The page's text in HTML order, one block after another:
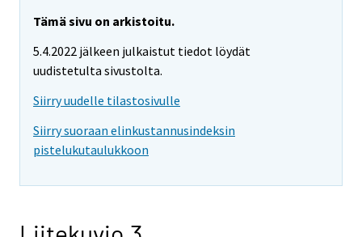
Tämä sivu on arkistoitu.
5.4.2022 jälkeen julkaistut tiedot löydät
uudistetulta sivustolta.
Siirry uudelle tilastosivulle
Siirry suoraan elinkustannusindeksin
pistelukutaulukkoon